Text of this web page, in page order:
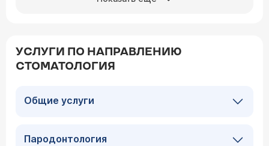
УСЛУГИ ПО НАПРАВЛЕНИЮ
СТОМАТОЛОГИЯ
Общие услуги
Пародонтология